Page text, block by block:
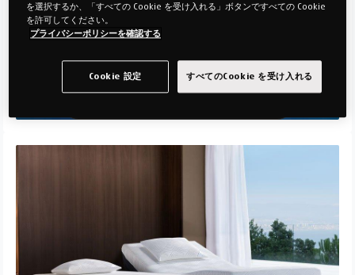
を選択するか、「すべての Cookie を受け入れる」ボタンですべての Cookie
を許可してください。
プライバシーポリシーを確認する
Cookie 設定 すべてのCookie を受け入れる